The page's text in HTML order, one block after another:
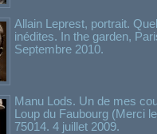
Allain Leprest, portrait.
inédites. In the garden,
Septembre 2010.
Manu Lods. Un de mes
Loup du Faubourg (Merci
75014. 4 juillet 2009.